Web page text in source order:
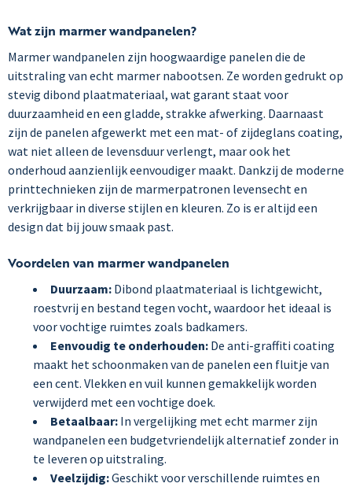
Wat zijn marmer wandpanelen?
Marmer wandpanelen zijn hoogwaardige panelen die de
uitstraling van echt marmer nabootsen. Ze worden gedrukt op
stevig dibond plaatmateriaal, wat garant staat voor
duurzaamheid en een gladde, strakke afwerking. Daarnaast
zijn de panelen afgewerkt met een mat- of zijdeglans coating,
wat niet alleen de levensduur verlengt, maar ook het
onderhoud aanzienlijk eenvoudiger maakt. Dankzij de moderne
printtechnieken zijn de marmerpatronen levensecht en
verkrijgbaar in diverse stijlen en kleuren. Zo is er altijd een
design dat bij jouw smaak past.
Voordelen van marmer wandpanelen
Duurzaam: Dibond plaatmateriaal is lichtgewicht,
roestvrij en bestand tegen vocht, waardoor het ideaal is
voor vochtige ruimtes zoals badkamers.
Eenvoudig te onderhouden: De anti-graffiti coating
maakt het schoonmaken van de panelen een fluitje van
een cent. Vlekken en vuil kunnen gemakkelijk worden
verwijderd met een vochtige doek.
Betaalbaar: In vergelijking met echt marmer zijn
wandpanelen een budgetvriendelijk alternatief zonder in
te leveren op uitstraling.
Veelzijdig:Geschikt voor verschillende ruimtes en